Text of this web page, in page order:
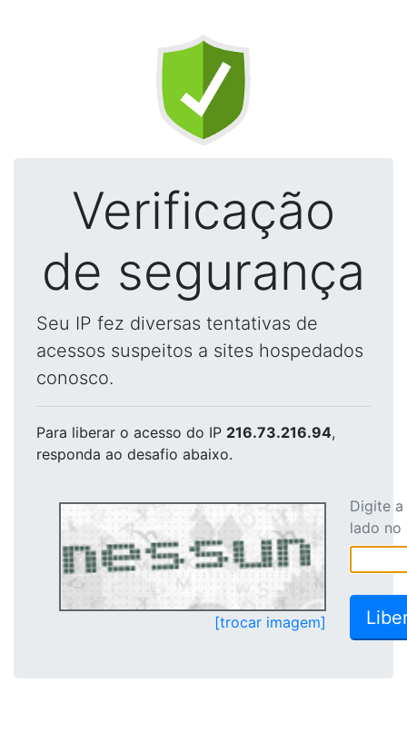
Verificação
de segurança
Seu IP fez diversas tentativas de
acessos suspeitos a sites hospedados
conosco.
Para liberar o acesso do IP 216.73.216.94,
responda ao desafio abaixo.
[trocar imagem]
Digite
lado no